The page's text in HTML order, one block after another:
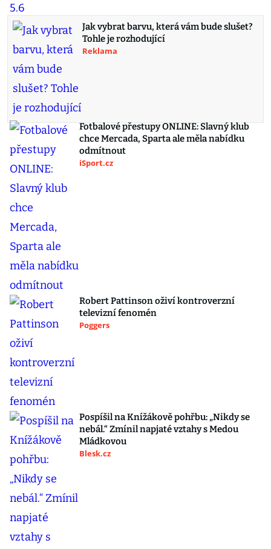
Jak vybrat barvu, která vám bude slušet?
Tohle je rozhodující
Reklama
Fotbalové přestupy ONLINE: Slavný klub
chce Mercada, Sparta ale měla nabídku
odmítnout
iSport.cz
Robert Pattinson oživí kontroverzní
televizní fenomén
Poggers
Pospíšil na Knížákově pohřbu: „Nikdy se
nebál.“ Zmínil napjaté vztahy s Medou
Mládkovou
Blesk.cz